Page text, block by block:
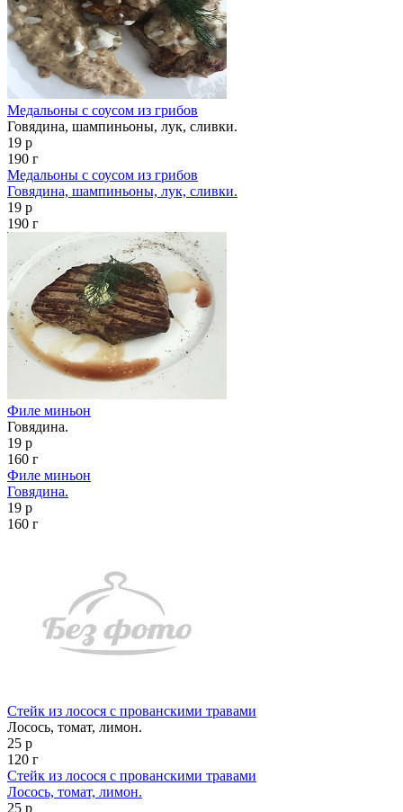
Медальоны с соусом из грибов
Говядина, шампиньоны, лук, сливки.
19 р
190 г
Медальоны с соусом из грибов
Говядина, шампиньоны, лук, сливки.
19 р
190 г
Филе миньон
Говядина.
19 р
160 г
Филе миньон
Говядина.
19 р
160 г
Стейк из лосося с прованскими травами
Лосось, томат, лимон.
25 р
120 г
Стейк из лосося с прованскими травами
Лосось, томат, лимон.
25 р